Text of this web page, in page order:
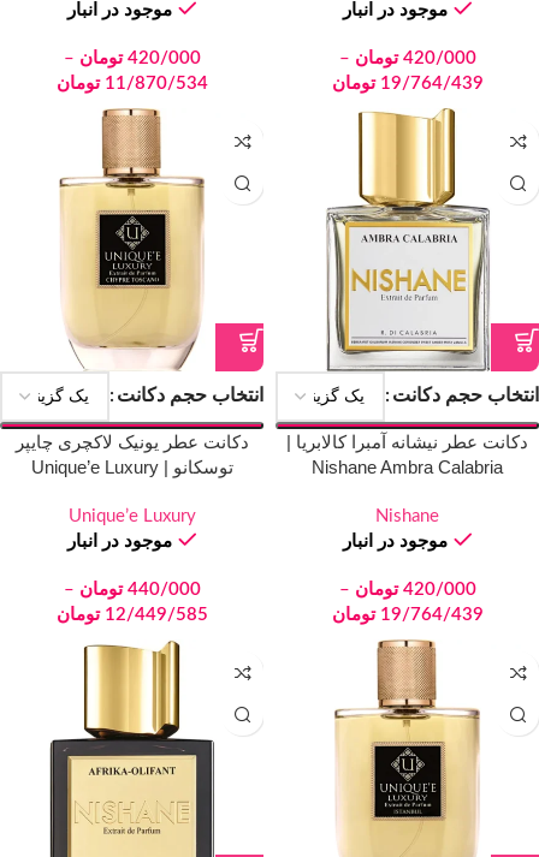
موجود در انبار
420/000 تومان –
19/764/439 تومان
موجود در انبار
420/000 تومان –
11/870/534 تومان
انتخاب حجم دکانت
دکانت عطر نیشانه آمبرا کالابریا |
Nishane Ambra Calabria
Nishane
موجود در انبار
420/000 تومان –
19/764/439 تومان
انتخاب حجم دکانت
دکانت عطر یونیک لاکچری چایپر
توسکانو | Unique’e Luxury
Unique’e Luxury
موجود در انبار
440/000 تومان –
12/449/585 تومان